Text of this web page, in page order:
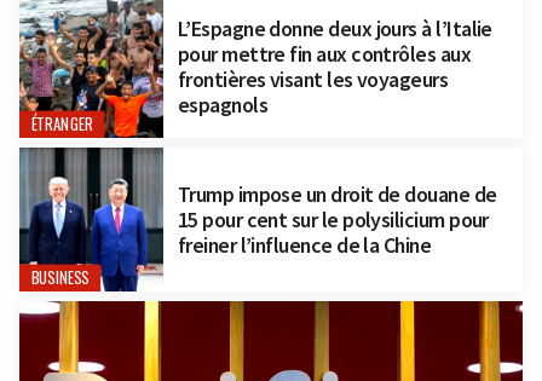
ÉTRANGER
L’Espagne donne deux jours à l’Italie
pour mettre fin aux contrôles aux
frontières visant les voyageurs
espagnols
BUSINESS
Trump impose un droit de douane de
15 pour cent sur le polysilicium pour
freiner l’influence de la Chine